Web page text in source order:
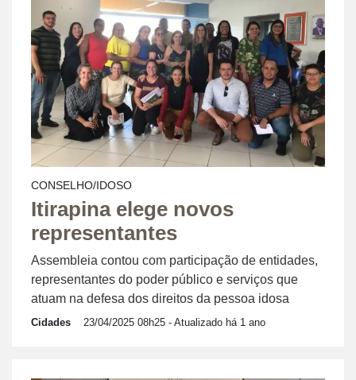
CONSELHO/IDOSO
Itirapina elege novos
representantes
Assembleia contou com participação de entidades,
representantes do poder público e serviços que
atuam na defesa dos direitos da pessoa idosa
Cidades 23/04/2025 08h25 - Atualizado há 1 ano